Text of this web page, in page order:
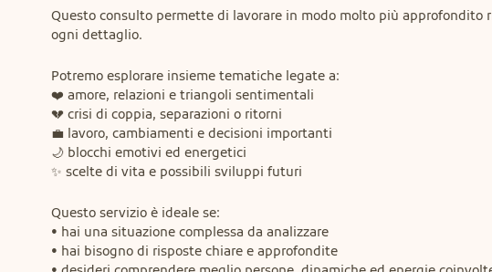
Questo consulto permette di lavorare in modo molto più
ogni dettaglio.
Potremo esplorare insieme tematiche legate a:
❤️ amore, relazioni e triangoli sentimentali
💔 crisi di coppia, separazioni o ritorni
💼 lavoro, cambiamenti e decisioni importanti
🌙 blocchi emotivi ed energetici
✨ scelte di vita e possibili sviluppi futuri
Questo servizio è ideale se:
• hai una situazione complessa da analizzare
• hai bisogno di risposte chiare e approfondite